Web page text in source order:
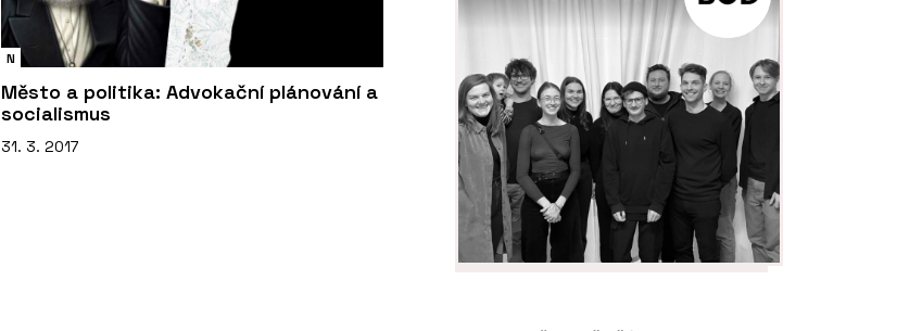
N
Město a politika: Advokační plánování a
socialismus
31. 3. 2017